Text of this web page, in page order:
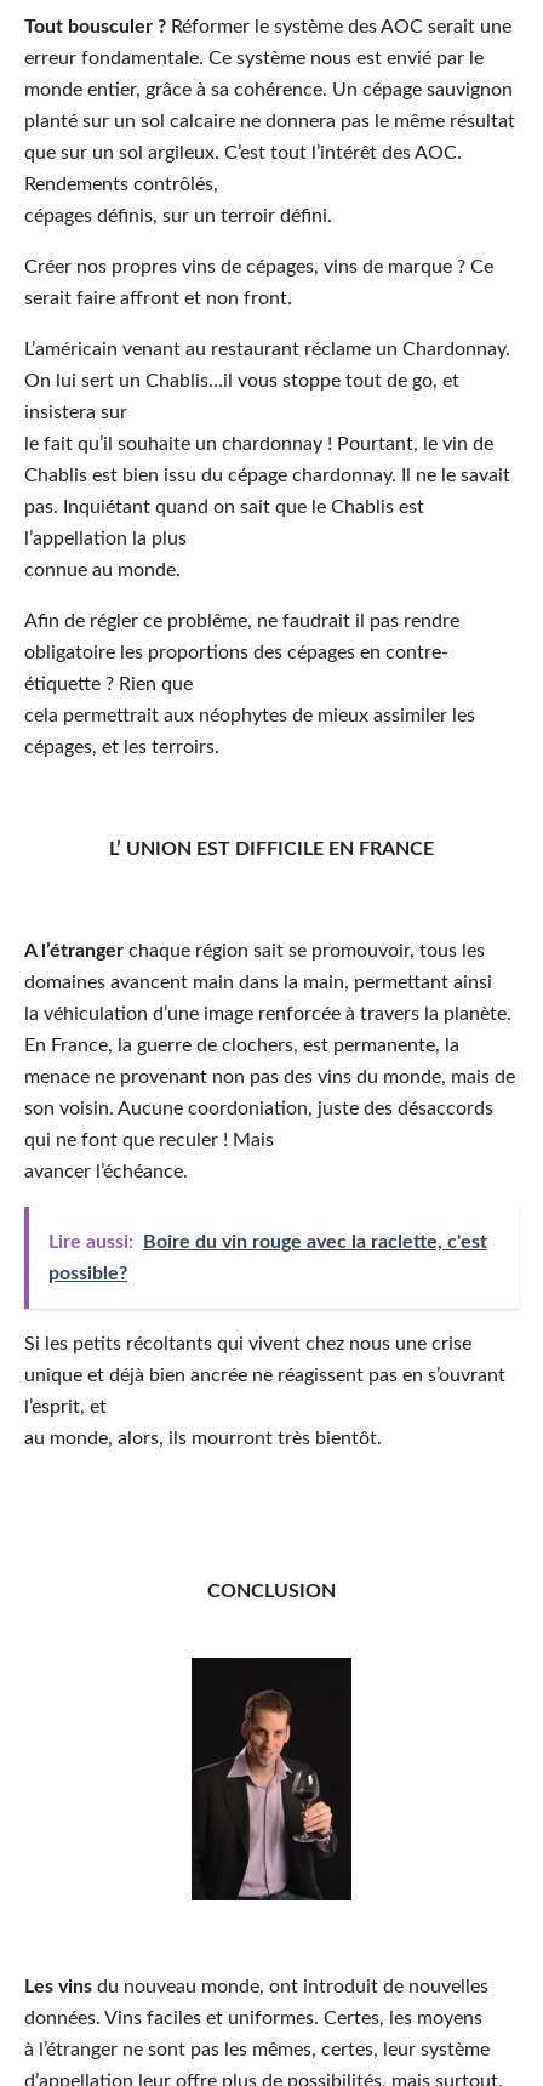
Tout bousculer ? Réformer le système des AOC serait une
erreur fondamentale. Ce système nous est envié par le
monde entier, grâce à sa cohérence. Un cépage sauvignon
planté sur un sol calcaire ne donnera pas le même résultat
que sur un sol argileux. C’est tout l’intérêt des AOC.
Rendements contrôlés,
cépages définis, sur un terroir défini.
Créer nos propres vins de cépages, vins de marque ? Ce
serait faire affront et non front.
L’américain venant au restaurant réclame un Chardonnay.
On lui sert un Chablis…il vous stoppe tout de go, et
insistera sur
le fait qu’il souhaite un chardonnay ! Pourtant, le vin de
Chablis est bien issu du cépage chardonnay. Il ne le savait
pas. Inquiétant quand on sait que le Chablis est
l’appellation la plus
connue au monde.
Afin de régler ce problême, ne faudrait il pas rendre
obligatoire les proportions des cépages en contre-
étiquette ? Rien que
cela permettrait aux néophytes de mieux assimiler les
cépages, et les terroirs.
L’ UNION EST DIFFICILE EN FRANCE
A l’étranger chaque région sait se promouvoir, tous les
domaines avancent main dans la main, permettant ainsi
la véhiculation d’une image renforcée à travers la planète.
En France, la guerre de clochers, est permanente, la
menace ne provenant non pas des vins du monde, mais de
son voisin. Aucune coordoniation, juste des désaccords
qui ne font que reculer ! Mais
avancer l’échéance.
Lire aussi:
Boire du vin rouge avec la raclette, c'est
possible?
Si les petits récoltants qui vivent chez nous une crise
unique et déjà bien ancrée ne réagissent pas en s’ouvrant
l’esprit, et
au monde, alors, ils mourront très bientôt.
CONCLUSION
Les vins du nouveau monde, ont introduit de nouvelles
données. Vins faciles et uniformes. Certes, les moyens
à l’étranger ne sont pas les mêmes, certes, leur système
d’appellation leur offre plus de possibilités, mais surtout,